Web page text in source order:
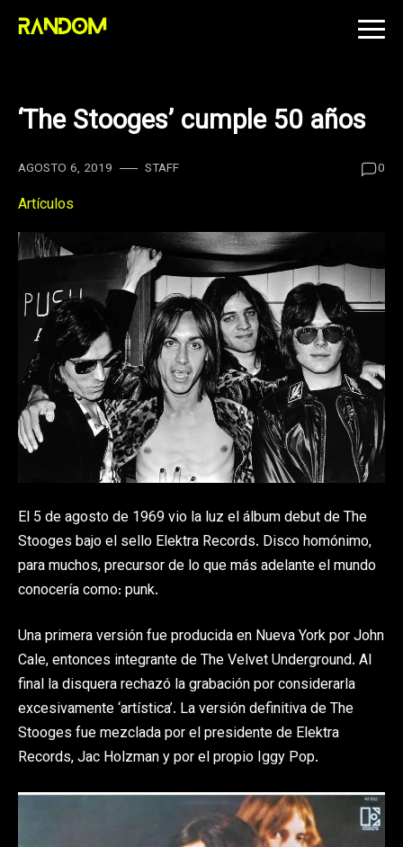
Skip
‘The Stooges’ cumple 50 años
AGOSTO 6, 2019 STAFF 0
Artículos
El 5 de agosto de 1969 vio la luz el álbum debut de The
Stooges bajo el sello Elektra Records. Disco homónimo,
para muchos, precursor de lo que más adelante el mundo
conocería como: punk.
Una primera versión fue producida en Nueva York por John
Cale, entonces integrante de The Velvet Underground. Al
final la disquera rechazó la grabación por considerarla
excesivamente ‘artística’. La versión definitiva de The
Stooges fue mezclada por el presidente de Elektra
Records, Jac Holzman y por el propio Iggy Pop.